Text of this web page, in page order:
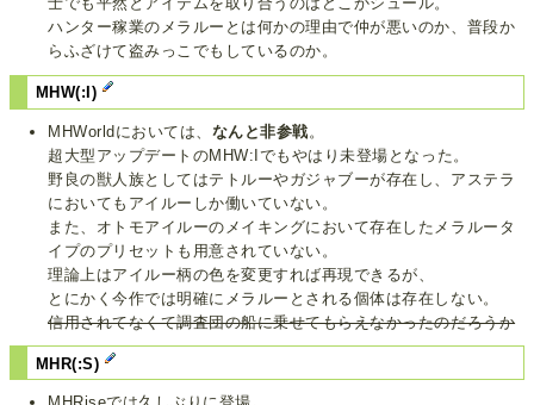
ハンター稼業のメラルーとは何かの理由で仲が悪いのか、普段か
らふざけて盗みっこでもしているのか。
MHW(:I)
MHWorldにおいては、 なんと非参戦 。
超大型アップデートのMHW:Iでもやはり未登場となった。
野良の獣人族としてはテトルーやガジャブーが存在し、アステラ
においてもアイルーしか働いていない。
また、オトモアイルーのメイキングにおいて存在したメラルータ
イプのプリセットも用意されていない。
理論上はアイルー柄の色を変更すれば再現できるが、
とにかく今作では明確にメラルーとされる個体は存在しない。
信用されてなくて調査団の船に乗せてもらえなかったのだろうか
MHR(:S)